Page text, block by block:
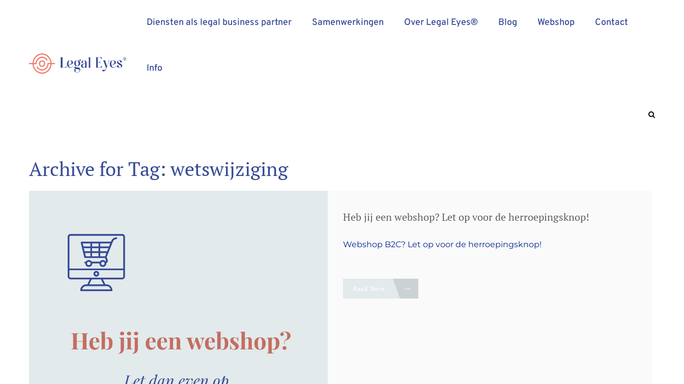
Diensten als legal business partner Samenwerkingen Over Legal Eyes® Blog Webshop Contact
Info
Archive for Tag: wetswijziging
Heb jij een webshop? Let op voor de herroepingsknop!
Webshop B2C? Let op voor de herroepingsknop!
Read More